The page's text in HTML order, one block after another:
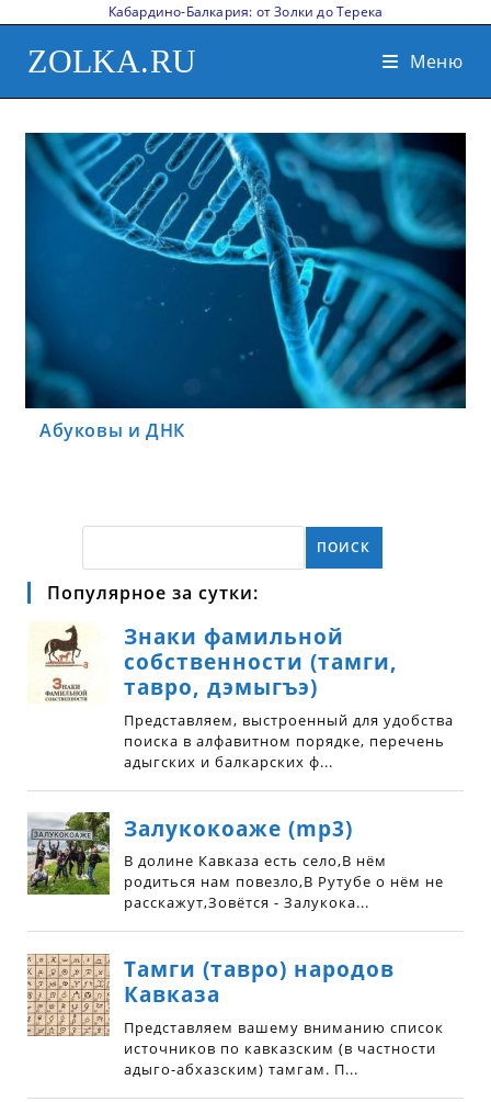
Кабардино-Балкария: от Золки до Терека
ZOLKA.RU Меню
Абуковы и ДНК
ПОИСК
Популярное за сутки: